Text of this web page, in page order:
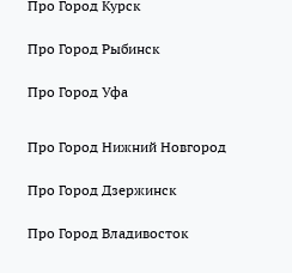
Про Город Курск
Про Город Рыбинск
Про Город Уфа
Про Город Нижний Новгород
Про Город Дзержинск
Про Город Владивосток